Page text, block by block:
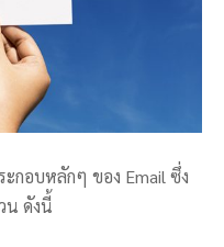
กอบหลักๆ ของ Email ซึ่ง
น ดังนี้